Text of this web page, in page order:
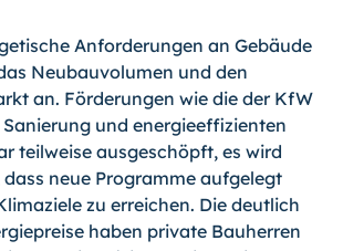
Anforderungen an Gebäude
Neubauvolumen und den
an. Förderungen wie die der KfW
und energieeffizienten
teilweise ausgeschöpft, es wird
neue Programme aufgelegt
zu erreichen. Die deutlich
haben private Bauherren